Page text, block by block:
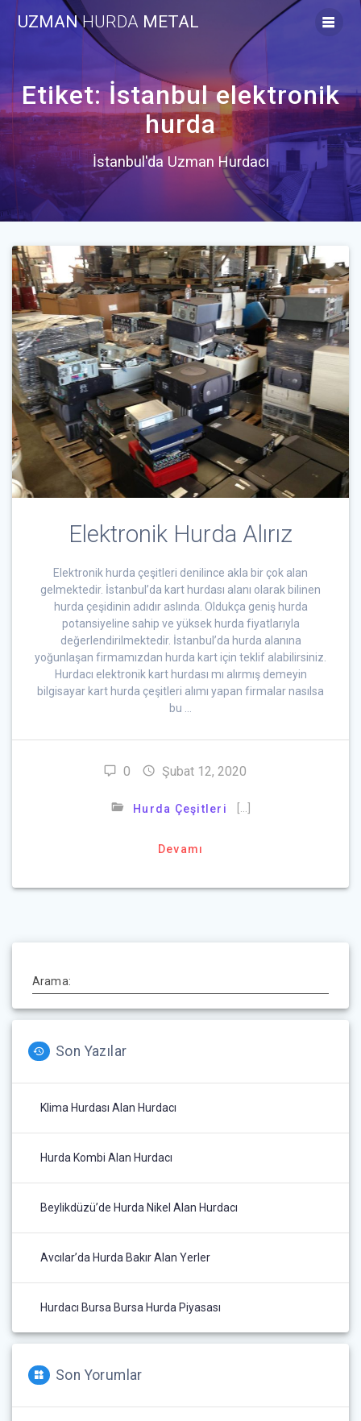
to
UZMANHURDA METAL
Etiket:İstanbul elektronik
hurda
İstanbul'da Uzman Hurdacı
Elektronik Hurda Alırız
Elektronik hurda çeşitleri denilince akla bir çok alan
gelmektedir. İstanbul’da kart hurdası alanı olarak bilinen
hurda çeşidinin adıdır aslında. Oldukça geniş hurda
potansiyeline sahip ve yüksek hurda fiyatlarıyla
değerlendirilmektedir. İstanbul’da hurda alanına
yoğunlaşan firmamızdan hurda kart için teklif alabilirsiniz.
Hurdacı elektronik kart hurdası mı alırmış demeyin
bilgisayar kart hurda çeşitleri alımı yapan firmalar nasılsa
bu …
0 Şubat 12, 2020
Hurda Çeşitleri
Devamı
Arama:
Son Yazılar
Klima Hurdası Alan Hurdacı
Hurda Kombi Alan Hurdacı
Beylikdüzü’de Hurda Nikel Alan Hurdacı
Avcılar’da Hurda Bakır Alan Yerler
Hurdacı Bursa Bursa Hurda Piyasası
Son Yorumlar